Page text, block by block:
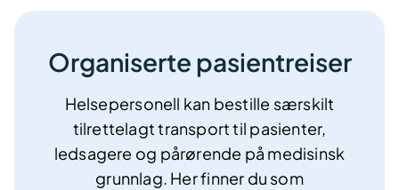
Organiserte pasientreiser
​Helsepersonell kan bestille særskilt
tilrettelagt transport til pasienter,
ledsagere og pårørende på medisinsk
grunnlag. Her finner du som